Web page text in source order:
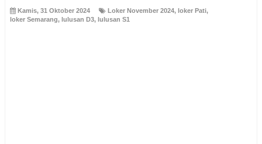
Kamis, 31 Oktober 2024 Loker November 2024, loker Pati,
loker Semarang, lulusan D3, lulusan S1